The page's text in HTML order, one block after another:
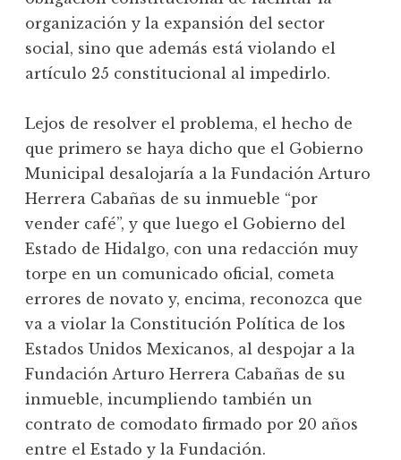
organización y la expansión del sector
social, sino que además está violando el
artículo 25 constitucional al impedirlo.
Lejos de resolver el problema, el hecho de
que primero se haya dicho que el Gobierno
Municipal desalojaría a la Fundación Arturo
Herrera Cabañas de su inmueble “por
vender café”, y que luego el Gobierno del
Estado de Hidalgo, con una redacción muy
torpe en un comunicado oficial, cometa
errores de novato y, encima, reconozca que
va a violar la Constitución Política de los
Estados Unidos Mexicanos, al despojar a la
Fundación Arturo Herrera Cabañas de su
inmueble, incumpliendo también un
contrato de comodato firmado por 20 años
entre el Estado y la Fundación.